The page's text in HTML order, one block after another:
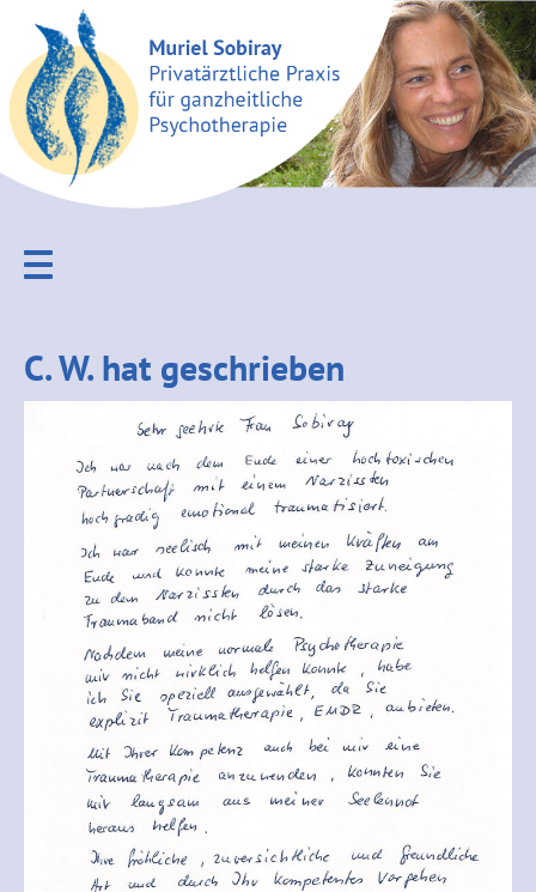
Hauptnavigation
springen
Zum
Inhalt
springen
C. W. hat geschrieben